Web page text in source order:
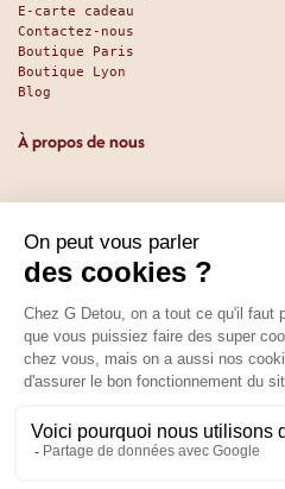
Prix :
E-carte cadeau
Contactez-nous
Boutique Paris
Boutique Lyon
Blog
À propos de nous
Depuis 1951, nous accueillons
en leur promettant des
prix. Que vous soyez des pros
cherchiez du sucré ou du salé,
qu’il vous faut. Et même des
pas. La boutique existe depuis
depuis 2025.
01 89 70 34 50